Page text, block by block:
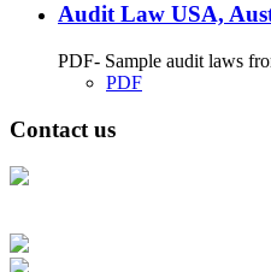
Audit Law USA,
PDF- Sample audit laws
PDF
Contact us